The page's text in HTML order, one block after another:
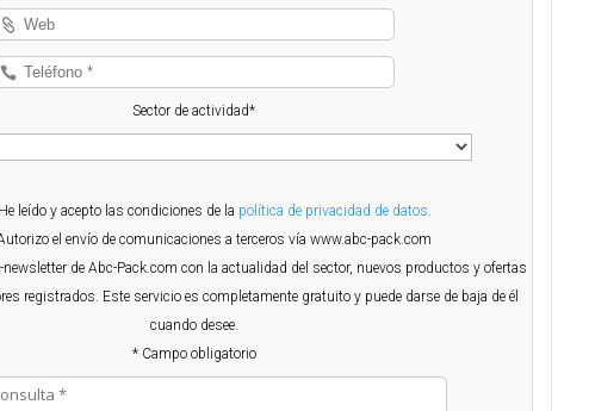
Sector de actividad*
leído y acepto las condiciones de la política de privacidad de datos.
el envío de comunicaciones a terceros vía www.abc-pack.com
newsletter de Abc-Pack.com con la actualidad del sector, nuevos productos y ofertas
registrados. Este servicio es completamente gratuito y puede darse de baja de él
cuando desee.
* Campo obligatorio